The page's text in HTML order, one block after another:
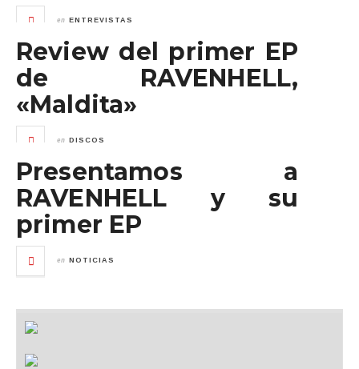
en ENTREVISTAS
Review del primer EP
de RAVENHELL,
«Maldita»
en DISCOS
Presentamos a
RAVENHELL y su
primer EP
en NOTICIAS